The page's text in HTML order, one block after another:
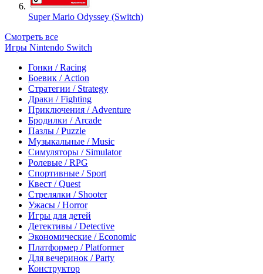
Super Mario Odyssey (Switch)
Смотреть все
Игры Nintendo Switch
Гонки / Racing
Боевик / Action
Стратегии / Strategy
Драки / Fighting
Приключения / Adventure
Бродилки / Arcade
Пазлы / Puzzle
Музыкальные / Music
Симуляторы / Simulator
Ролевые / RPG
Спортивные / Sport
Квест / Quest
Стрелялки / Shooter
Ужасы / Horror
Игры для детей
Детективы / Detective
Экономические / Economic
Платформер / Platformer
Для вечеринок / Party
Конструктор